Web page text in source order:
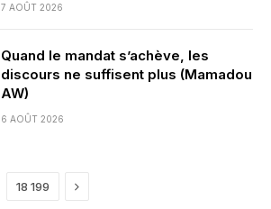
7 AOÛT 2026
Quand le mandat s’achève, les
discours ne suffisent plus (Mamadou
AW)
6 AOÛT 2026
18 199 Next